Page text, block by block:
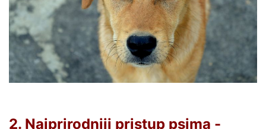
2. Najprirodniji pristup psima -